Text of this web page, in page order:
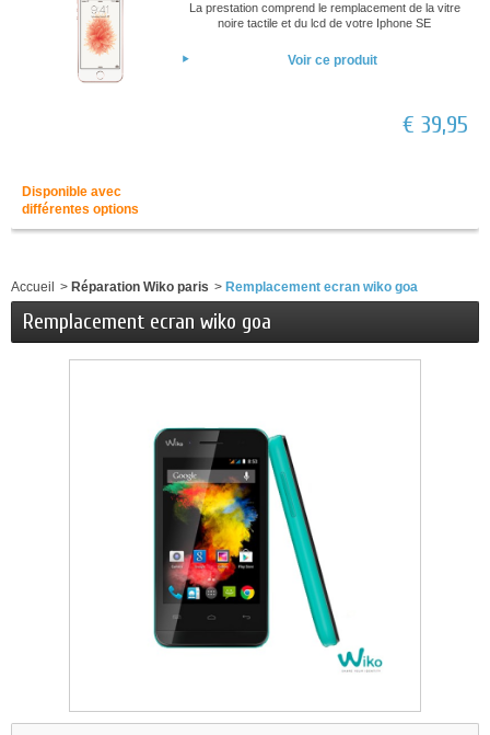
La prestation comprend le remplacement de la vitre
noire tactile et du lcd de votre Iphone SE
Voir ce produit
€ 39,95
Disponible avec
différentes options
Accueil > Réparation Wiko paris > Remplacement ecran wiko goa
Remplacement ecran wiko goa